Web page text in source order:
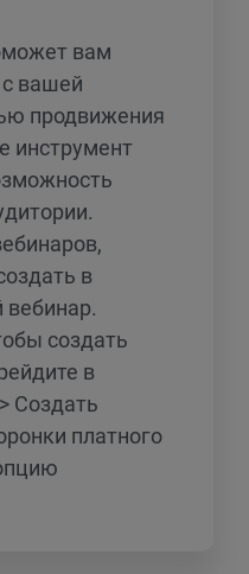
вам
вашей
продвижения
инструмент
в
вебинар.
создать
в
Создать
платного